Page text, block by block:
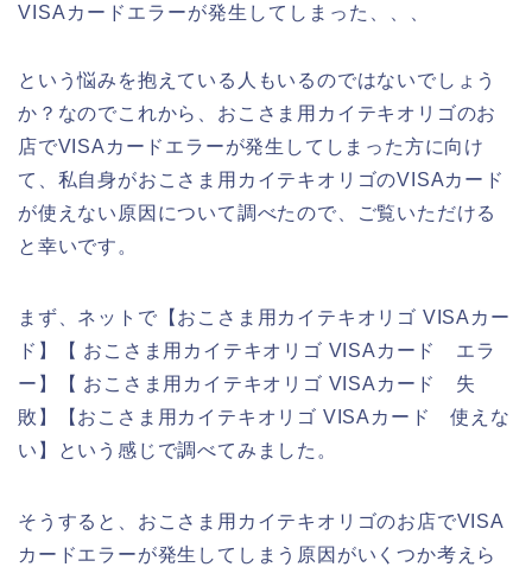
VISAカードエラーが発生してしまった、、、
という悩みを抱えている人もいるのではないでしょう
か？なのでこれから、おこさま用カイテキオリゴのお
店でVISAカードエラーが発生してしまった方に向け
て、私自身がおこさま用カイテキオリゴのVISAカード
が使えない原因について調べたので、ご覧いただける
と幸いです。
まず、ネットで【おこさま用カイテキオリゴ VISAカー
ド】【 おこさま用カイテキオリゴ VISAカード エラ
ー】【 おこさま用カイテキオリゴ VISAカード 失
敗】【おこさま用カイテキオリゴ VISAカード 使えな
い】という感じで調べてみました。
そうすると、おこさま用カイテキオリゴのお店でVISA
カードエラーが発生してしまう原因がいくつか考えら